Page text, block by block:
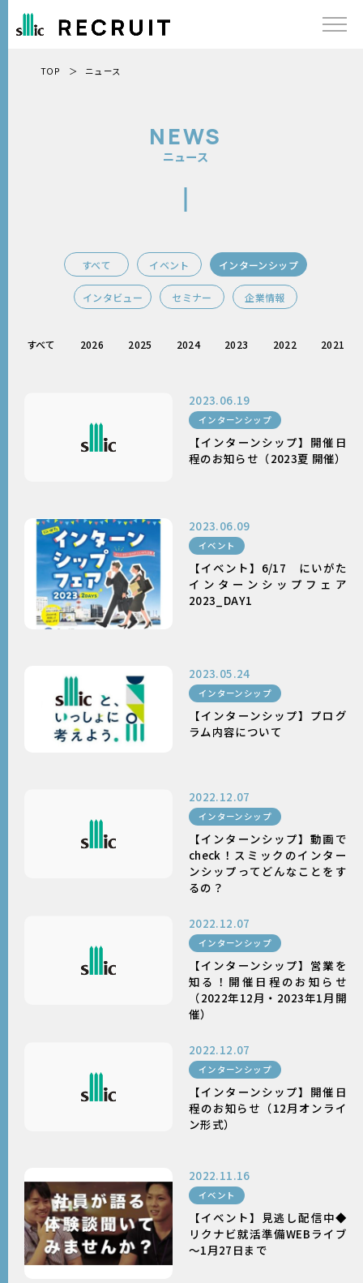
社長メッセージ
TOP ニュース
NEWS
ニュース
すべて イベント インターンシップ
インタビュー セミナー 企業情報
すべて 2026 2025 2024 2023 2022 2021
2023.06.19
インターンシップ
【インターンシップ】開催日
程のお知らせ（2023夏 開催）
2023.06.09
イベント
【イベント】6/17 にいがた
インターンシップフェア
2023_DAY1
2023.05.24
インターンシップ
【インターンシップ】プログ
ラム内容について
2022.12.07
インターンシップ
【インターンシップ】動画で
check！スミックのインター
ンシップってどんなことをす
るの？
2022.12.07
インターンシップ
【インターンシップ】営業を
知る！開催日程のお知らせ
（2022年12月・2023年1月開
催）
2022.12.07
インターンシップ
【インターンシップ】開催日
程のお知らせ（12月オンライ
ン形式）
2022.11.16
イベント
【イベント】見逃し配信中◆
リクナビ就活準備WEBライブ
～1月27日まで